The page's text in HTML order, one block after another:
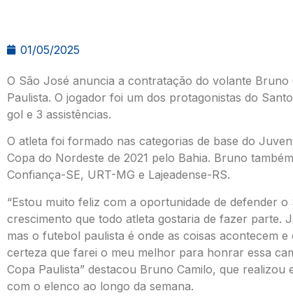
01/05/2025
O São José anuncia a contratação do volante
Paulista. O jogador foi um dos protagonistas do
gol e 3 assistências.
O atleta foi formado nas categorias de base do
Copa do Nordeste de 2021 pelo Bahia. Bruno
Confiança-SE, URT-MG e Lajeadense-RS.
“Estou muito feliz com a oportunidade de defender
crescimento que todo atleta gostaria de fazer parte.
mas o futebol paulista é onde as coisas acontecem
certeza que farei o meu melhor para honrar essa
Copa Paulista” destacou Bruno Camilo, que realizou
com o elenco ao longo da semana.